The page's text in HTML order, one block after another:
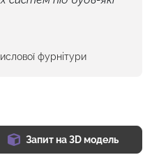
фурнітури
Запит на 3D модель